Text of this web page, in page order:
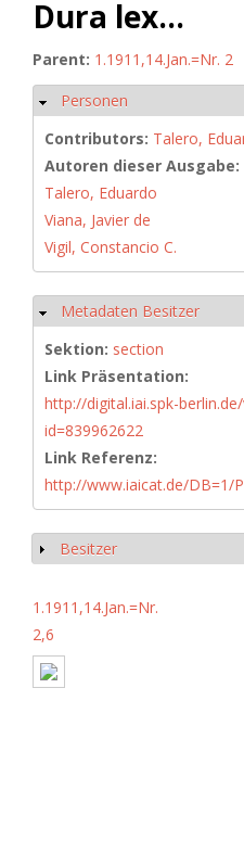
Dura lex...
Parent: 1.1911,14.Jan.=Nr. 2
Hide
Personen
Contributors: Talero,
Autoren dieser Ausgabe:
Talero, Eduardo
Viana, Javier de
Vigil, Constancio C.
Hide
Metadaten Besitzer
Sektion: section
Link Präsentation:
http://digital.iai.spk-
id=839962622
Link Referenz:
http://www.iaicat.de/DB=1/
Show
Besitzer
1.1911,14.Jan.=Nr.
2,6